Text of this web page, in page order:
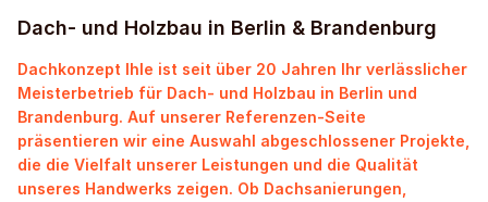
Dach- und Holzbau in Berlin & Brandenburg
Dachkonzept Ihle ist seit über 20 Jahren Ihr verlässlicher
Meisterbetrieb für Dach- und Holzbau in Berlin und
Brandenburg. Auf unserer Referenzen-Seite
präsentieren wir eine Auswahl abgeschlossener Projekte,
die die Vielfalt unserer Leistungen und die Qualität
unseres Handwerks zeigen. Ob Dachsanierungen,